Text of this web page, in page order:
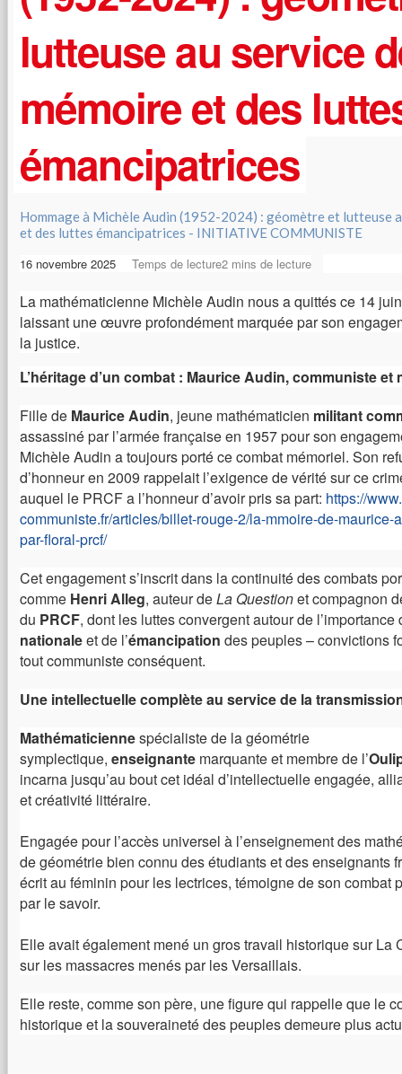
lutteuse au service
mémoire et des
émancipatrices
Hommage à Michèle Audin (1952-2024) : géomètre et lutteuse
et des luttes émancipatrices - INITIATIVE COMMUNISTE
16 novembre 2025 Temps de lecture2 mins de lecture
La mathématicienne Michèle Audin nous a quittés ce 14
laissant une œuvre profondément marquée par son
la justice.
L’héritage d’un combat : Maurice Audin, communiste et
Fille de Maurice Audin, jeune mathématicien militant
assassiné par l’armée française en 1957 pour son
Michèle Audin a toujours porté ce combat mémoriel. Son
d’honneur en 2009 rappelait l’exigence de vérité sur ce
auquel le PRCF a l’honneur d’avoir pris sa part: https://
communiste.fr/articles/billet-rouge-2/la-mmoire-de-maurice-
par-floral-prcf/
Cet engagement s’inscrit dans la continuité des combats
comme Henri Alleg, auteur deLa Questionet compagnon
du PRCF, dont les luttes convergent autour de
nationaleet de l’émancipation des peuples – convictions
tout communiste conséquent.
Une intellectuelle complète au service de la
Mathématiciennespécialiste de la géométrie
symplectique, enseignante marquante et membre de l’
incarna jusqu’au bout cet idéal d’intellectuelle engagée,
et créativité littéraire.
Engagée pour l’accès universel à l’enseignement des
de géométrie bien connu des étudiants et des enseignants
écrit au féminin pour les lectrices, témoigne de son combat
par le savoir.
Elle avait également mené un gros travail historique sur La
sur les massacres menés par les Versaillais.
Elle reste, comme son père, une figure qui rappelle que le
historique et la souveraineté des peuples demeure plus